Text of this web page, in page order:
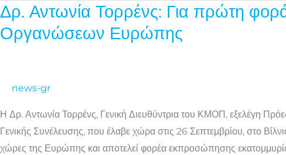
Δρ. Αντωνία Τορρένς: Για πρώτη
Οργανώσεων Ευρώπης
news-gr
Η Δρ. Αντωνία Τορρένς, Γενική Διευθύντρια του ΚΜΟΠ, εξελέγη
Γενικής Συνέλευσης, που έλαβε χώρα στις 26 Σεπτεμβρίου, στο
χώρες της Ευρώπης και αποτελεί φορέα εκπροσώπησης
Δρ.
Αντωνία
Τορρένς:
φορά
Ελληνίδα
Πρόεδρος
της